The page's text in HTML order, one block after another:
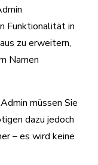
Funktionalität in
zu erweitern,
Namen
müssen Sie
dazu jedoch
– es wird keine